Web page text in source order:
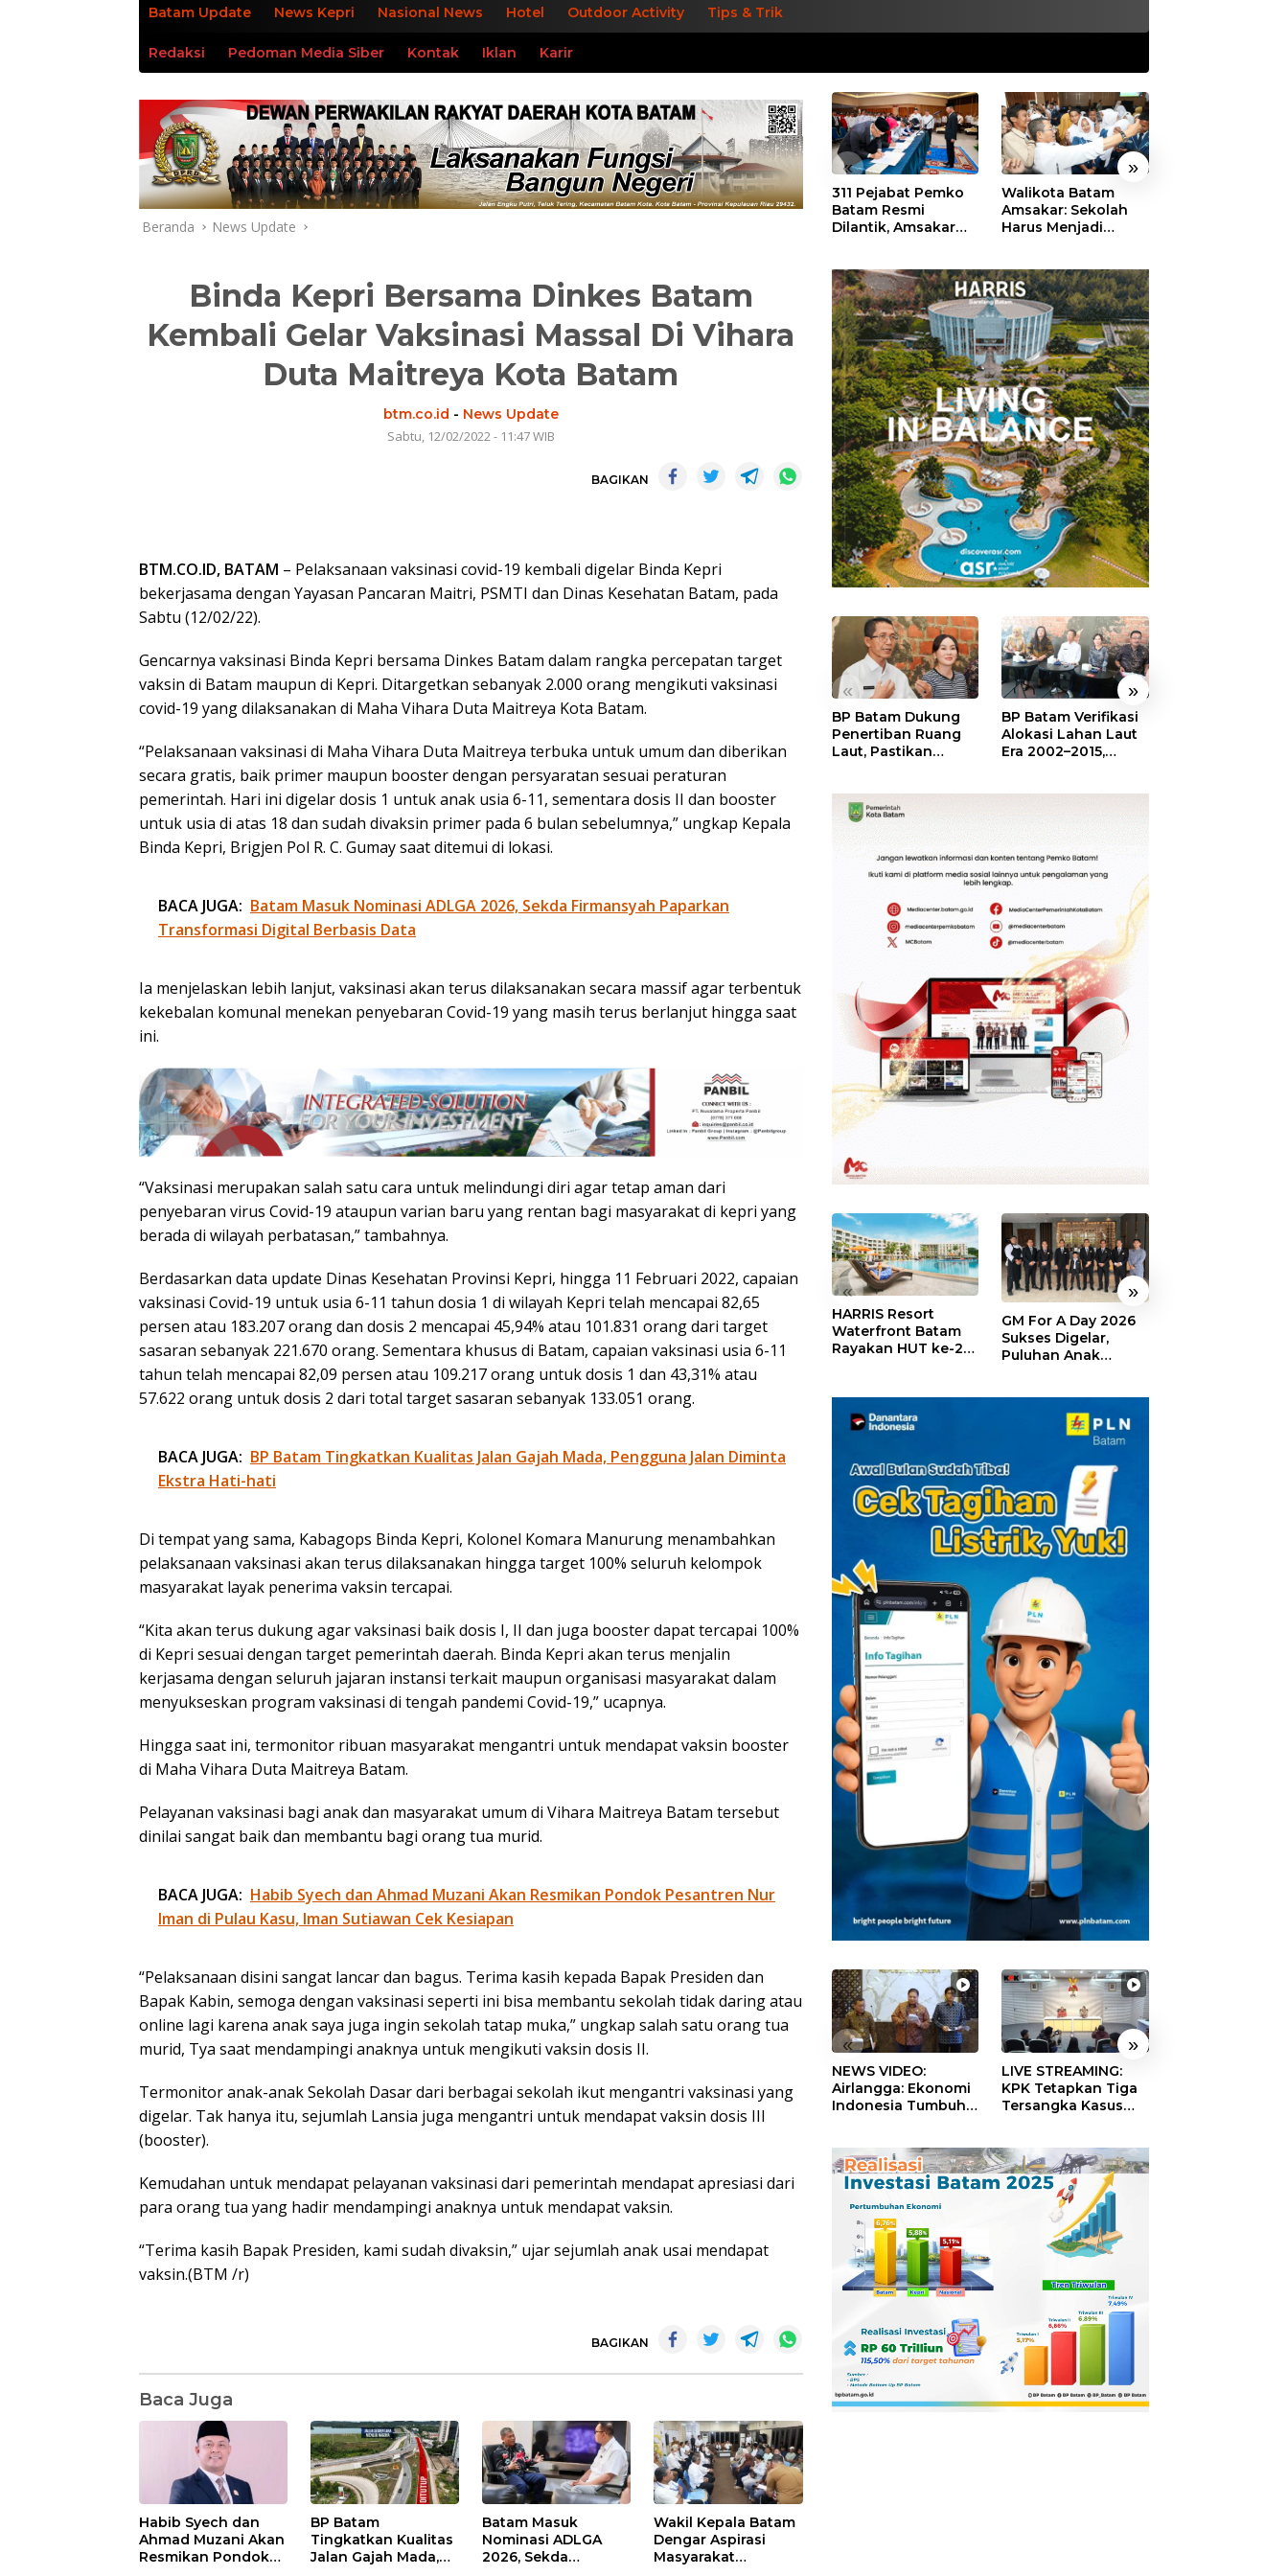
Batam Update News Kepri Nasional News Hotel Outdoor Activity Tips & Trik
Redaksi Pedoman Media Siber Kontak Iklan Karir
Beranda News Update
Binda Kepri Bersama Dinkes Batam
Kembali Gelar Vaksinasi Massal Di Vihara
Duta Maitreya Kota Batam
btm.co.id - News Update
Sabtu, 12/02/2022 - 11:47 WIB
BAGIKAN
BTM.CO.ID, BATAM – Pelaksanaan vaksinasi covid-19 kembali digelar Binda Kepri
bekerjasama dengan Yayasan Pancaran Maitri, PSMTI dan Dinas Kesehatan Batam, pada
Sabtu (12/02/22).
Gencarnya vaksinasi Binda Kepri bersama Dinkes Batam dalam rangka percepatan target
vaksin di Batam maupun di Kepri. Ditargetkan sebanyak 2.000 orang mengikuti vaksinasi
covid-19 yang dilaksanakan di Maha Vihara Duta Maitreya Kota Batam.
“Pelaksanaan vaksinasi di Maha Vihara Duta Maitreya terbuka untuk umum dan diberikan
secara gratis, baik primer maupun booster dengan persyaratan sesuai peraturan
pemerintah. Hari ini digelar dosis 1 untuk anak usia 6-11, sementara dosis II dan booster
untuk usia di atas 18 dan sudah divaksin primer pada 6 bulan sebelumnya,” ungkap Kepala
Binda Kepri, Brigjen Pol R. C. Gumay saat ditemui di lokasi.
BACA JUGA: Batam Masuk Nominasi ADLGA 2026, Sekda Firmansyah Paparkan
Transformasi Digital Berbasis Data
Ia menjelaskan lebih lanjut, vaksinasi akan terus dilaksanakan secara massif agar terbentuk
kekebalan komunal menekan penyebaran Covid-19 yang masih terus berlanjut hingga saat
ini.
“Vaksinasi merupakan salah satu cara untuk melindungi diri agar tetap aman dari
penyebaran virus Covid-19 ataupun varian baru yang rentan bagi masyarakat di kepri yang
berada di wilayah perbatasan,” tambahnya.
Berdasarkan data update Dinas Kesehatan Provinsi Kepri, hingga 11 Februari 2022, capaian
vaksinasi Covid-19 untuk usia 6-11 tahun dosia 1 di wilayah Kepri telah mencapai 82,65
persen atau 183.207 orang dan dosis 2 mencapai 45,94% atau 101.831 orang dari target
sasaran sebanyak 221.670 orang. Sementara khusus di Batam, capaian vaksinasi usia 6-11
tahun telah mencapai 82,09 persen atau 109.217 orang untuk dosis 1 dan 43,31% atau
57.622 orang untuk dosis 2 dari total target sasaran sebanyak 133.051 orang.
BACA JUGA: BP Batam Tingkatkan Kualitas Jalan Gajah Mada, Pengguna Jalan Diminta
Ekstra Hati-hati
Di tempat yang sama, Kabagops Binda Kepri, Kolonel Komara Manurung menambahkan
pelaksanaan vaksinasi akan terus dilaksanakan hingga target 100% seluruh kelompok
masyarakat layak penerima vaksin tercapai.
“Kita akan terus dukung agar vaksinasi baik dosis I, II dan juga booster dapat tercapai 100%
di Kepri sesuai dengan target pemerintah daerah. Binda Kepri akan terus menjalin
kerjasama dengan seluruh jajaran instansi terkait maupun organisasi masyarakat dalam
menyukseskan program vaksinasi di tengah pandemi Covid-19,” ucapnya.
Hingga saat ini, termonitor ribuan masyarakat mengantri untuk mendapat vaksin booster
di Maha Vihara Duta Maitreya Batam.
Pelayanan vaksinasi bagi anak dan masyarakat umum di Vihara Maitreya Batam tersebut
dinilai sangat baik dan membantu bagi orang tua murid.
BACA JUGA: Habib Syech dan Ahmad Muzani Akan Resmikan Pondok Pesantren Nur
Iman di Pulau Kasu, Iman Sutiawan Cek Kesiapan
“Pelaksanaan disini sangat lancar dan bagus. Terima kasih kepada Bapak Presiden dan
Bapak Kabin, semoga dengan vaksinasi seperti ini bisa membantu sekolah tidak daring atau
online lagi karena anak saya juga ingin sekolah tatap muka,” ungkap salah satu orang tua
murid, Tya saat mendampingi anaknya untuk mengikuti vaksin dosis II.
Termonitor anak-anak Sekolah Dasar dari berbagai sekolah ikut mengantri vaksinasi yang
digelar. Tak hanya itu, sejumlah Lansia juga mengantri untuk mendapat vaksin dosis III
(booster).
Kemudahan untuk mendapat pelayanan vaksinasi dari pemerintah mendapat apresiasi dari
para orang tua yang hadir mendampingi anaknya untuk mendapat vaksin.
“Terima kasih Bapak Presiden, kami sudah divaksin,” ujar sejumlah anak usai mendapat
vaksin.(BTM /r)
BAGIKAN
Baca Juga
Habib Syech dan
Ahmad Muzani Akan
Resmikan Pondok
BP Batam
Tingkatkan Kualitas
Jalan Gajah Mada,
Batam Masuk
Nominasi ADLGA
2026, Sekda
Wakil Kepala Batam
Dengar Aspirasi
Masyarakat
« »
311 Pejabat Pemko
Batam Resmi
Dilantik, Amsakar
Walikota Batam
Amsakar: Sekolah
Harus Menjadi
dan Berprestasi
« »
BP Batam Dukung
Penertiban Ruang
Laut, Pastikan
BP Batam Verifikasi
Alokasi Lahan Laut
Era 2002–2015,
Kepastian Hukum
dan Investasi
« »
HARRIS Resort
Waterfront Batam
Rayakan HUT ke-24,
24%
GM For A Day 2026
Sukses Digelar,
Puluhan Anak
« »
NEWS VIDEO:
Airlangga: Ekonomi
Indonesia Tumbuh
LIVE STREAMING:
KPK Tetapkan Tiga
Tersangka Kasus
Pertamina